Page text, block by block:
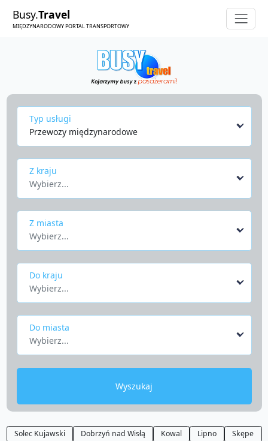
Busy.Travel
MIĘDZYNARODOWY PORTAL TRANSPORTOWY
Typ usługi
Przewozy międzynarodowe
Z kraju
Wybierz...
Z miasta
Wybierz...
Do kraju
Wybierz...
Do miasta
Wybierz...
Wyszukaj
Solec Kujawski Dobrzyń nad Wisłą Kowal Lipno
Skępe